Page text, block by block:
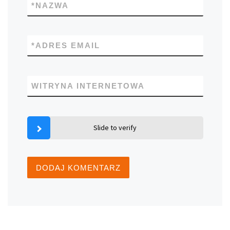
NAZWA
*
ADRES EMAIL
*
WITRYNA INTERNETOWA
Slide to verify